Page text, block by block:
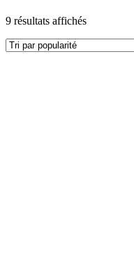
9 résultats affichésTrié